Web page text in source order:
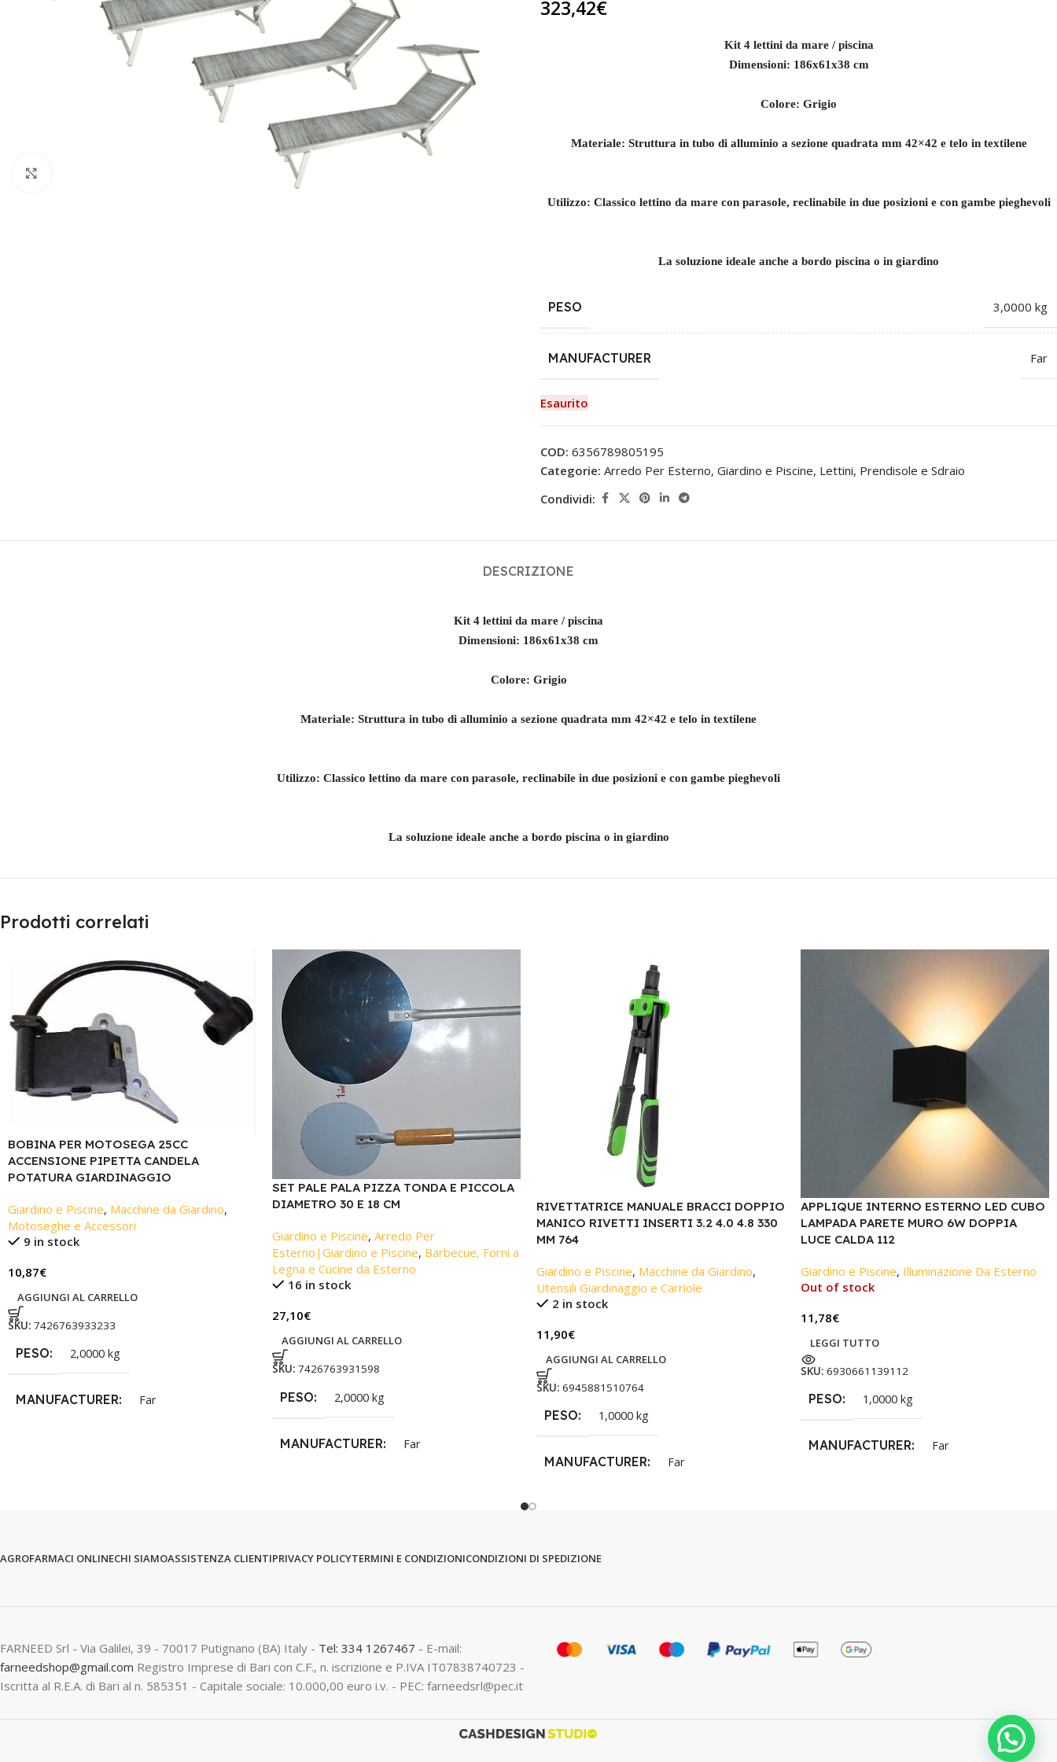
323,42€
Kit 4 lettini da mare / piscina
Dimensioni: 186x61x38 cm
Colore: Grigio
Materiale: Struttura in tubo di alluminio a sezione quadrata mm 42×42 e telo in textilene
Utilizzo: Classico lettino da mare con parasole, reclinabile in due posizioni e con gambe pieghevoli
La soluzione ideale anche a bordo piscina o in giardino
PESO 3,0000 kg
MANUFACTURER Far
Esaurito
COD: 6356789805195
Categorie: Arredo Per Esterno, Giardino e Piscine, Lettini, Prendisole e Sdraio
Condividi:
DESCRIZIONE
Kit 4 lettini da mare / piscina
Dimensioni: 186x61x38 cm
Colore: Grigio
Materiale: Struttura in tubo di alluminio a sezione quadrata mm 42×42 e telo in textilene
Utilizzo: Classico lettino da mare con parasole, reclinabile in due posizioni e con gambe pieghevoli
La soluzione ideale anche a bordo piscina o in giardino
Prodotti correlati
BOBINA PER MOTOSEGA 25CC
ACCENSIONE PIPETTA CANDELA
POTATURA GIARDINAGGIO
Giardino e Piscine, Macchine da Giardino,
Motoseghe e Accessori
9 in stock
10,87€
AGGIUNGI AL CARRELLO
SKU: 7426763933233
PESO 2,0000 kg
MANUFACTURER Far
SET PALE PALA PIZZA TONDA E PICCOLA
DIAMETRO 30 E 18 CM
Giardino e Piscine, Arredo Per
Esterno|Giardino e Piscine, Barbecue, Forni a
Legna e Cucine da Esterno
16 in stock
27,10€
AGGIUNGI AL CARRELLO
SKU: 7426763931598
PESO 2,0000 kg
MANUFACTURER Far
RIVETTATRICE MANUALE BRACCI DOPPIO
MANICO RIVETTI INSERTI 3.2 4.0 4.8 330
MM 764
Giardino e Piscine, Macchine da Giardino,
Utensili Giardinaggio e Carriole
2 in stock
11,90€
AGGIUNGI AL CARRELLO
SKU: 6945881510764
PESO 1,0000 kg
MANUFACTURER Far
APPLIQUE INTERNO ESTERNO LED CUBO
LAMPADA PARETE MURO 6W DOPPIA
LUCE CALDA 112
Giardino e Piscine, Illuminazione Da Esterno
Out of stock
11,78€
LEGGI TUTTO
SKU: 6930661139112
PESO 1,0000 kg
MANUFACTURER Far
AGROFARMACI ONLINECHI SIAMOASSISTENZA CLIENTIPRIVACY POLICYTERMINI E CONDIZIONICONDIZIONI DI SPEDIZIONE
FARNEED Srl - Via Galilei, 39 - 70017 Putignano (BA) Italy - Tel: 334 1267467 - E-mail:
farneedshop@gmail.com Registro Imprese di Bari con C.F., n. iscrizione e P.IVA IT07838740723 -
Iscritta al R.E.A. di Bari al n. 585351 - Capitale sociale: 10.000,00 euro i.v. - PEC: farneedsrl@pec.it